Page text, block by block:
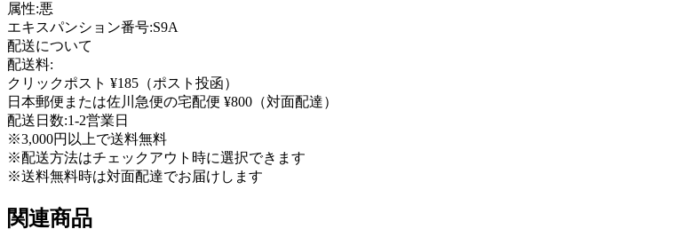
属性:悪
エキスパンション番号:S9A
配送について
配送料:
クリックポスト ¥185（ポスト投函）
日本郵便または佐川急便の宅配便 ¥800（対面配達）
配送日数:1-2営業日
※3,000円以上で送料無料
※配送方法はチェックアウト時に選択できます
※送料無料時は対面配達でお届けします
関連商品